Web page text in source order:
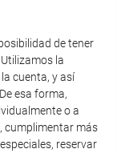
de tener
la
cuenta, y así
esa forma,
o a
cumplimentar más
reservar